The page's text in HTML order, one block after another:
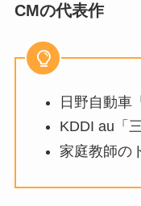
CMの代表作
日野自動車
KDDI au「
家庭教師の